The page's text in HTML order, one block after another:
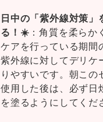
日中の「紫外線対策」
る！☀️ ：角質を柔らか
ケアを行っている期間
紫外線に対してデリケ
りやすいです。朝この
使用した後は、必ず日
を塗るようにしてくだ